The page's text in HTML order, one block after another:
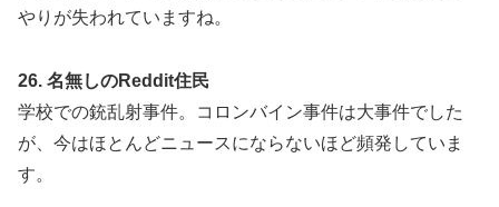
やりが失われていますね。
26. 名無しのReddit住民
学校での銃乱射事件。コロンバイン事件は大事件でした
が、今はほとんどニュースにならないほど頻発していま
す。